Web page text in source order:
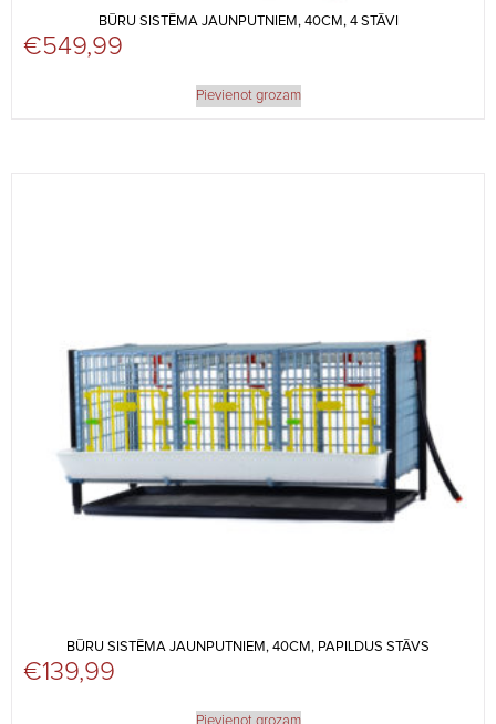
BŪRU SISTĒMA JAUNPUTNIEM, 40CM, 4 STĀVI
€549,99
Pievienot grozam
BŪRU SISTĒMA JAUNPUTNIEM, 40CM, PAPILDUS STĀVS
€139,99
Pievienot grozam